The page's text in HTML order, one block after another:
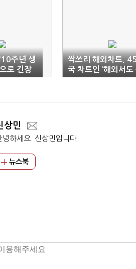
주년 생
로 긴장
험”
싹쓰리 해외차트,
국 차트인 ‘해외서도
했다’
상민
녕하세요. 신상민입니다.
뉴스북